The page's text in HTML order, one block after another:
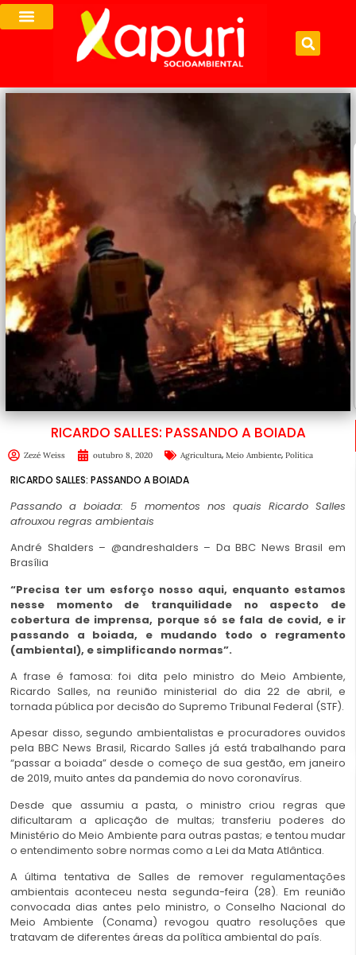
RICARDO SALLES: PASSANDO A BOIADA
Zezé Weiss outubro 8, 2020 Agricultura, Meio Ambiente, Política
RICARDO SALLES: PASSANDO A BOIADA
Passando a boiada: 5 momentos nos quais Ricardo Salles
afrouxou regras ambientais
André Shalders – @andreshalders – Da BBC News Brasil em
Brasília
“Precisa ter um esforço nosso aqui, enquanto estamos
nesse momento de tranquilidade no aspecto de
cobertura de imprensa, porque só se fala de covid, e ir
passando a boiada, e mudando todo o regramento
(ambiental), e simplificando normas”.
A frase é famosa: foi dita pelo ministro do Meio Ambiente,
Ricardo Salles, na reunião ministerial do dia 22 de abril, e
tornada pública por decisão do Supremo Tribunal Federal (STF).
Apesar disso, segundo ambientalistas e procuradores ouvidos
pela BBC News Brasil, Ricardo Salles já está trabalhando para
“passar a boiada” desde o começo de sua gestão, em janeiro
de 2019, muito antes da pandemia do novo coronavírus.
Desde que assumiu a pasta, o ministro criou regras que
dificultaram a aplicação de multas; transferiu poderes do
Ministério do Meio Ambiente para outras pastas; e tentou mudar
o entendimento sobre normas como a Lei da Mata Atlântica.
A última tentativa de Salles de remover regulamentações
ambientais aconteceu nesta segunda-feira (28). Em reunião
convocada dias antes pelo ministro, o Conselho Nacional do
Meio Ambiente (Conama) revogou quatro resoluções que
tratavam de diferentes áreas da política ambiental do país.